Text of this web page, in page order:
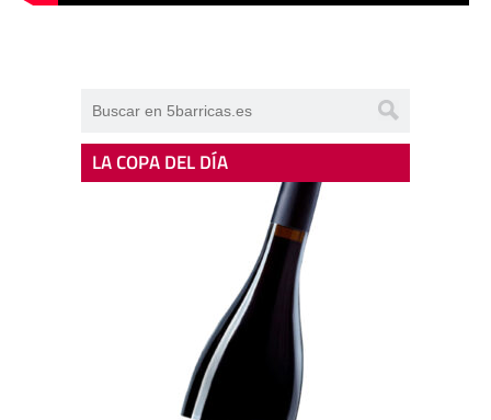
LA COPA DEL DÍA